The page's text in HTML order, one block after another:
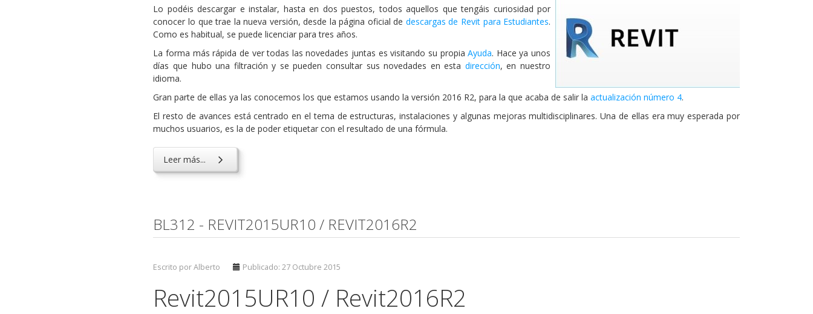
Lo podéis descargar e instalar, hasta en dos puestos, todos aquellos que tengáis curiosidad por
conocer lo que trae la nueva versión, desde la página oficial de descargas de Revit para Estudiantes.
Como es habitual, se puede licenciar para tres años.
La forma más rápida de ver todas las novedades juntas es visitando su propiaAyuda. Hace ya unos
días que hubo una filtración y se pueden consultar sus novedades en esta dirección, en nuestro
idioma.
Gran parte de ellas ya las conocemos los que estamos usando la versión 2016 R2, para la que acaba de salir laactualización número 4.
El resto de avances está centrado en el tema de estructuras, instalaciones y algunas mejoras multidisciplinares. Una de ellas era muy esperada por
muchos usuarios, es la de poder etiquetar con el resultado de una fórmula.
Leer más...
BL312 - REVIT2015UR10 / REVIT2016R2
Escrito por Alberto Publicado: 27 Octubre 2015
Revit2015UR10 / Revit2016R2